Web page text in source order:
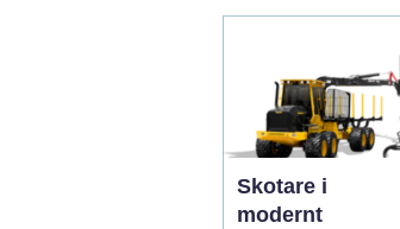
Skotare i
modernt